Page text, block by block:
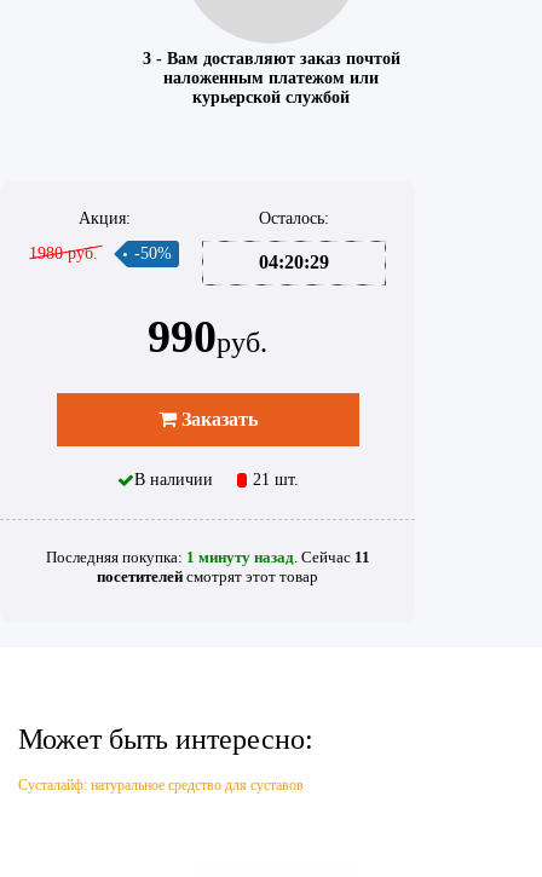
3 - Вам доставляют заказ почтой
наложенным платежом или
курьерской службой
Акция:
1980 руб.
-50%
Осталось:
04:20:29
990руб.
Заказать
В наличии 21 шт.
Последняя покупка: 1 минуту назад. Сейчас 11
посетителей смотрят этот товар
Может быть интересно:
Сусталайф: натуральное средство для суставов